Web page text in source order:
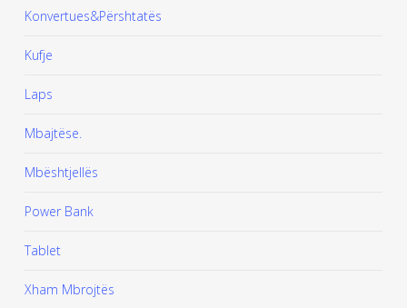
Konvertues&Përshtatës
Kufje
Laps
Mbajtëse.
Mbështjellës
Power Bank
Tablet
Xham Mbrojtës